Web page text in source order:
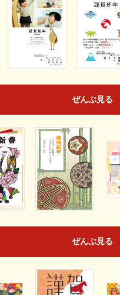
ぜんぶ見る
ぜんぶ見る